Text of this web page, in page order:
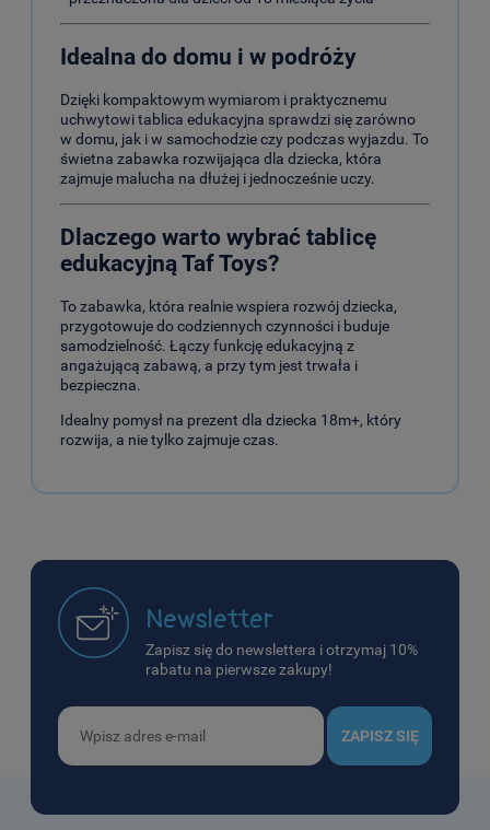
Idealna do domu i w podróży
Dzięki kompaktowym wymiarom i praktycznemu
uchwytowi tablica edukacyjna sprawdzi się zarówno
w domu, jak i w samochodzie czy podczas wyjazdu. To
świetna zabawka rozwijająca dla dziecka, która
zajmuje malucha na dłużej i jednocześnie uczy.
Dlaczego warto wybrać tablicę
edukacyjną Taf Toys?
To zabawka, która realnie wspiera rozwój dziecka,
przygotowuje do codziennych czynności i buduje
samodzielność. Łączy funkcję edukacyjną z
angażującą zabawą, a przy tym jest trwała i
bezpieczna.
Idealny pomysł na prezent dla dziecka 18m+, który
rozwija, a nie tylko zajmuje czas.
Newsletter
Zapisz się do newslettera i otrzymaj 10%
rabatu na pierwsze zakupy!
ZAPISZ SIĘ